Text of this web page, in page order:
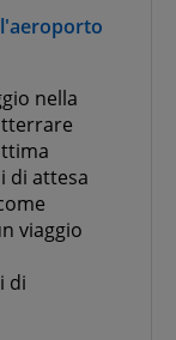
nella
di attesa
viaggio
di